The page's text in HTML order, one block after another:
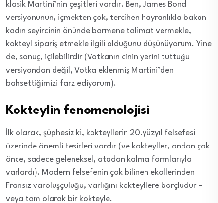
klasik Martini’nin çeşitleri vardır. Ben, James Bond
versiyonunun, içmekten çok, tercihen hayranlıkla bakan
kadın seyircinin önünde barmene talimat vermekle,
kokteyl sipariş etmekle ilgili olduğunu düşünüyorum. Yine
de, sonuç, içilebilirdir (Votkanın cinin yerini tuttuğu
versiyondan değil, Votka eklenmiş Martini’den
bahsettiğimizi farz ediyorum).
Kokteylin fenomenolojisi
İlk olarak, şüphesiz ki, kokteyllerin 20.yüzyıl felsefesi
üzerinde önemli tesirleri vardır (ve kokteyller, ondan çok
önce, sadece geleneksel, atadan kalma formlarıyla
varlardı). Modern felsefenin çok bilinen ekollerinden
Fransız varoluşçuluğu, varlığını kokteyllere borçludur –
veya tam olarak bir kokteyle.